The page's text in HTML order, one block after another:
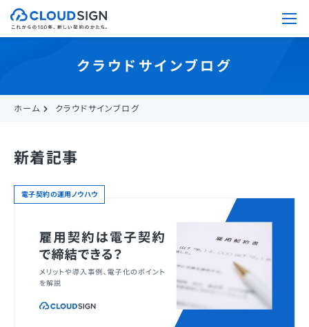
クラウドサインブログ
ホーム クラウドサインブログ
新着記事
電子契約の運用ノウハウ